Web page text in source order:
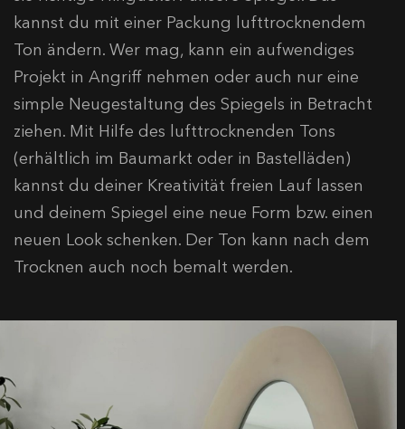
kannst du mit einer Packung lufttrocknendem
Ton ändern. Wer mag, kann ein aufwendiges
Projekt in Angriff nehmen oder auch nur eine
simple Neugestaltung des Spiegels in Betracht
ziehen. Mit Hilfe des lufttrocknenden Tons
(erhältlich im Baumarkt oder in Bastelläden)
kannst du deiner Kreativität freien Lauf lassen
und deinem Spiegel eine neue Form bzw. einen
neuen Look schenken. Der Ton kann nach dem
Trocknen auch noch bemalt werden.